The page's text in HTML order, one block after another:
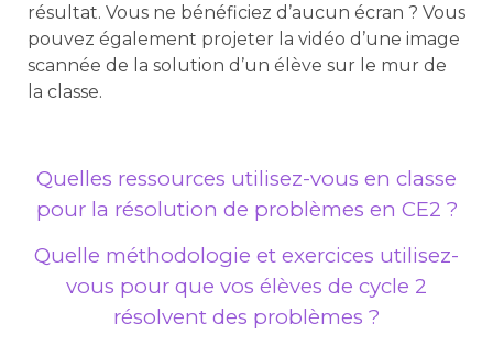
résultat. Vous ne bénéficiez d’aucun écran ? Vous
pouvez également projeter la vidéo d’une image
scannée de la solution d’un élève sur le mur de
la classe.
Quelles ressources utilisez-vous en classe
pour la résolution de problèmes en CE2 ?
Quelle méthodologie et exercices utilisez-
vous pour que vos élèves de cycle 2
résolvent des problèmes ?